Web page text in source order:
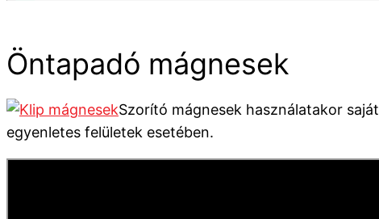
Öntapadó mágnesek
Szorító mágnesek használatakor
egyenletes felületek esetében.